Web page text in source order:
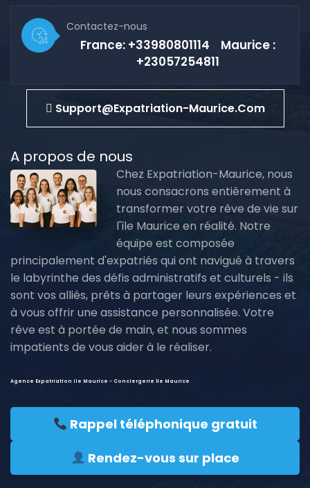
Contactez-nous
France: +33980801114 Maurice :
+23057254811
Support@expatriation-Maurice.com
A propos de nous
Chez Expatriation-Maurice, nous
nous consacrons entièrement à
transformer votre rêve de vie sur
l'île Maurice en réalité. Notre
équipe est composée
principalement d'expatriés qui ont navigué à travers
le labyrinthe des défis administratifs et culturels - ils
sont vos alliés, prêts à partager leurs expériences et
à vous offrir une assistance personnalisée. Votre
rêve est à portée de main, et nous sommes
impatients de vous aider à le réaliser.
Agence Expatriation ile Maurice - Conciergerie île Maurice
Rappel téléphonique gratuit
Rendez-vous sur place